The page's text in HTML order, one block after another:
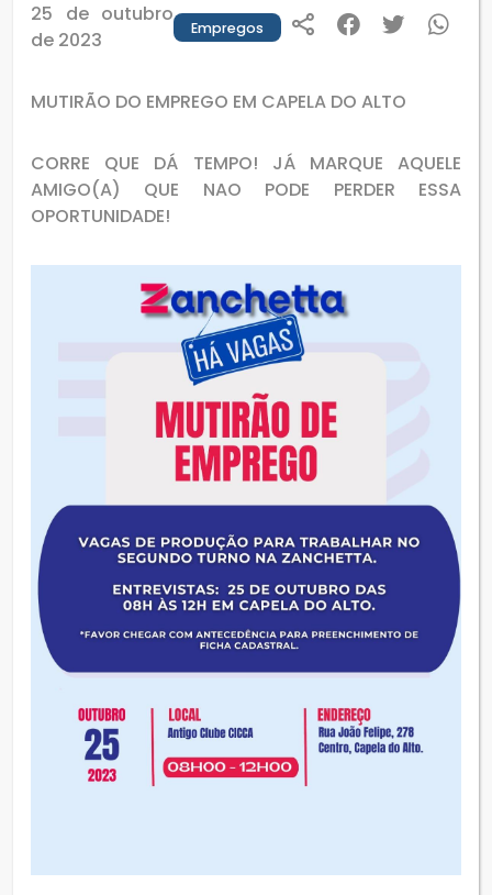
25 de outubro
de 2023
Empregos
MUTIRÃO DO EMPREGO EM CAPELA DO ALTO
CORRE QUE DÁ TEMPO! JÁ MARQUE AQUELE
AMIGO(A) QUE NAO PODE PERDER ESSA
OPORTUNIDADE!